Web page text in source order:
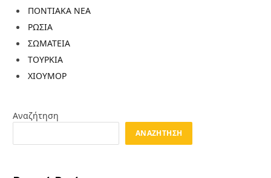
ΠΟΝΤΙΑΚΑ ΝΕΑ
ΡΩΣΙΑ
ΣΩΜΑΤΕΙΑ
ΤΟΥΡΚΙΑ
ΧΙΟΥΜΟΡ
Αναζήτηση
ΑΝΑΖΉΤΗΣΗ